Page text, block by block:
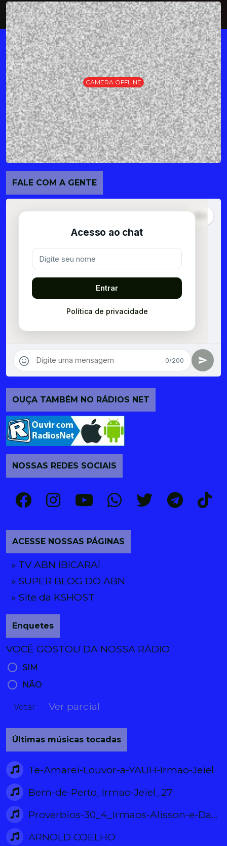
CAMERA OFFLINE
FALE COM A GENTE
OUÇA TAMBÉM NO RÁDIOS NET
NOSSAS REDES SOCIAIS
ACESSE NOSSAS PÁGINAS
» TV ABN IBICARAÍ
» SUPER BLOG DO ABN
» Site da KSHOST
Enquetes
VOCÊ GOSTOU DA NOSSA RÁDIO
SIM
NÃO
Votar Ver parcial
Últimas músicas tocadas
Te-Amarei-Louvor-a-YAUH-Irmao-Jeiel
Bem-de-Perto_Irmao-Jeiel_27
Proverbios-30_4_Irmaos-Alisson-e-Dayana
ARNOLD COELHO